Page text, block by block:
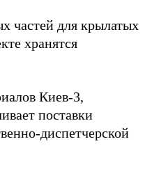
частей для крылатых
хранятся
Киев-3,
поставки
диспетчерской